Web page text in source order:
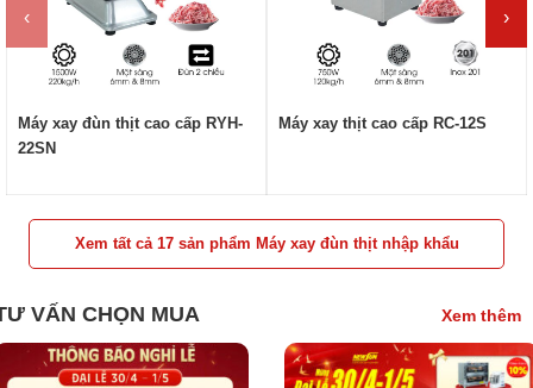
Máy xay đùn thịt cao cấp RYH-
22SN
Máy xay thịt cao cấp RC-12S
‹ ›
Xem tất cả 17 sản phẩm Máy xay đùn thịt nhập khẩu
VẤN CHỌN MUA Xem thêm